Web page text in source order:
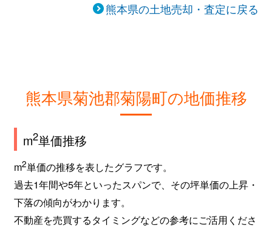
熊本県の土地売却・査定に戻る
熊本県菊池郡菊陽町の地価推移
m2単価推移
m2単価の推移を表したグラフです。
過去1年間や5年といったスパンで、その坪単価の上昇・
下落の傾向がわかります。
不動産を売買するタイミングなどの参考にご活用くださ